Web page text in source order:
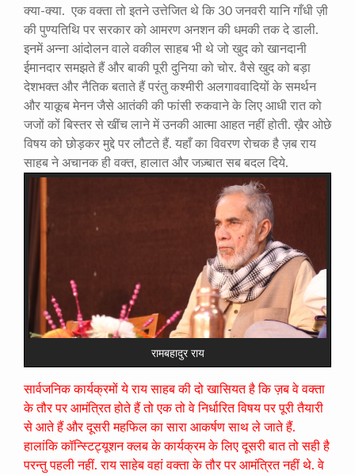
क्या-क्या. एक वक्ता तो इतने उत्तेजित थे कि 30 जनवरी यानि गाँधी ज़ी
की पुण्यतिथि पर सरकार को आमरण अनशन की धमकी तक दे डाली.
इनमें अन्ना आंदोलन वाले वकील साहब भी थे जो खुद को खानदानी
ईमानदार समझते हैं और बाकी पूरी दुनिया को चोर. वैसे खुद को बड़ा
देशभक्त और नैतिक बताते हैं परंतु कश्मीरी अलगाववादियों के समर्थन
और याक़ूब मेनन जैसे आतंकी की फांसी रुकवाने के लिए आधी रात को
जजों कों बिस्तर से खींच लाने में उनकी आत्मा आहत नहीं होती. ख़ैर ओछे
विषय को छोड़कर मुद्दे पर लौटते हैं. यहाँ का विवरण रोचक है ज़ब राय
साहब ने अचानक ही वक्त, हालात और जज़्बात सब बदल दिये.
रामबहादुर राय
सार्वजनिक कार्यक्रमों ये राय साहब की दो खासियत है कि ज़ब वे वक्ता
के तौर पर आमंत्रित होते हैं तो एक तो वे निर्धारित विषय पर पूरी तैयारी
से आते हैं और दूसरी महफिल का सारा आकर्षण साथ ले जाते हैं.
हालांकि कॉन्स्टिट्यूशन क्लब के कार्यक्रम के लिए दूसरी बात तो सही है
परन्तु पहली नहीं. राय साहेब वहां वक्ता के तौर पर आमंत्रित नहीं थे. वे